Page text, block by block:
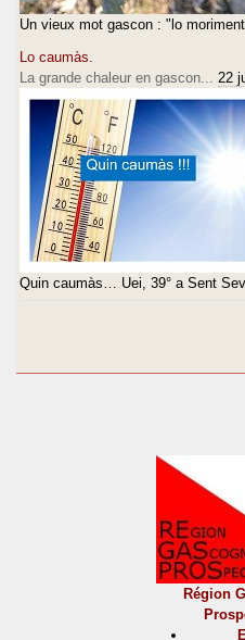
Un vieux mot gascon : "lo
Lo caumàs.
La grande chaleur en gascon...
22
Quin caumàs… Uei, 39° a Sent
Région